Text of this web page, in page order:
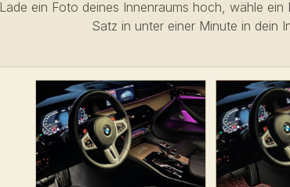
Lade ein Foto deines Innenraums hoch, wähle ein
Satz in unter einer Minute in dein